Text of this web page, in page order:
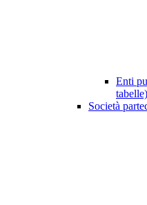
Enti
tabelle)
Società